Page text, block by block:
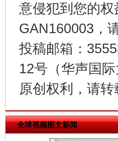
意侵犯到您的
GAN160003，
投稿邮箱：
12号（华声国
原创权利，请
全球视频图文新闻
习近平的博鳌关键词